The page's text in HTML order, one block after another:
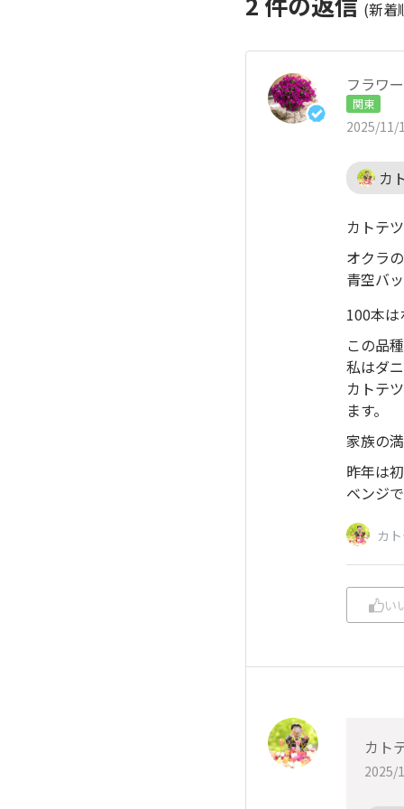
(新着
フラワ
関東
2025/11/
カ
カトテ
オクラ
青空バ
100本
この品
私はダ
カトテ
ます。
家族の
昨年は
ベンジ
カ
い
カト
2025/